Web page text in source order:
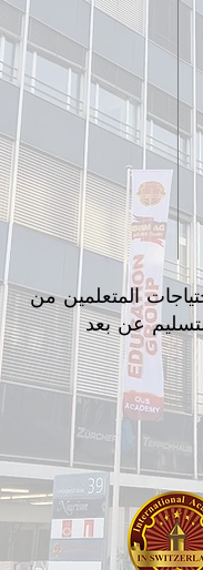
المتعلمين من
عن بعد